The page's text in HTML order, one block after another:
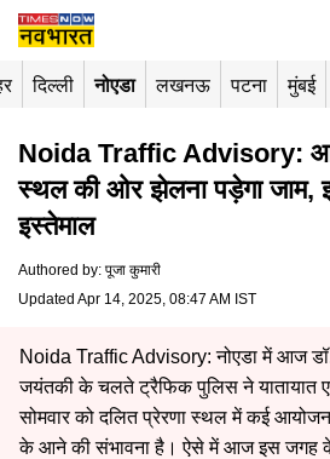
दिल्ली नोएडा लखनऊ पटना मुंबई
Noida Traffic Advisory:
स्थल की ओर झेलना पड़ेगा जाम,
इस्तेमाल
Authored by: पूजा कुमारी
Updated Apr 14, 2025, 08:47 AM IST
Noida Traffic Advisory: नोएडा में आज
जयंतकी के चलते ट्रैफिक पुलिस ने यातायात
सोमवार को दलित प्रेरणा स्थल में कई
के आने की संभावना है। ऐसे में आज इस जगह